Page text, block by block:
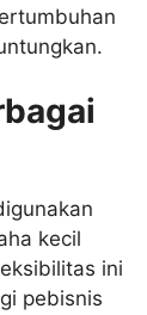
kecil
ini
pebisnis